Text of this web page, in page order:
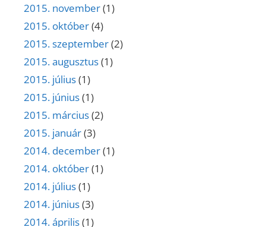
2015. november(1)
2015. október(4)
2015. szeptember(2)
2015. augusztus(1)
2015. július(1)
2015. június(1)
2015. március(2)
2015. január(3)
2014. december(1)
2014. október(1)
2014. július(1)
2014. június(3)
2014. április(1)